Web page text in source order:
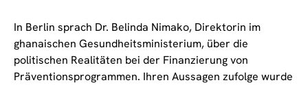
In Berlin sprach Dr. Belinda Nimako, Direktorin im
ghanaischen Gesundheitsministerium, über die
politischen Realitäten bei der Finanzierung von
Präventionsprogrammen. Ihren Aussagen zufolge wurde